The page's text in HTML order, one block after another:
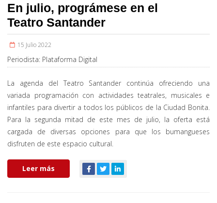
En julio, prográmese en el
Teatro Santander
15 Julio 2022
Periodista: Plataforma Digital
La agenda del Teatro Santander continúa ofreciendo una
variada programación con actividades teatrales, musicales e
infantiles para divertir a todos los públicos de la Ciudad Bonita.
Para la segunda mitad de este mes de julio, la oferta está
cargada de diversas opciones para que los bumangueses
disfruten de este espacio cultural.
Leer más